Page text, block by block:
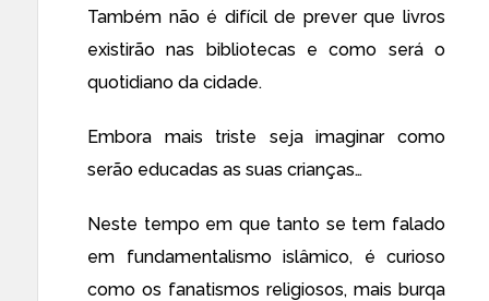
Também não é difícil de prever que livros
existirão nas bibliotecas e como será o
quotidiano da cidade.
Embora mais triste seja imaginar como
serão educadas as suas crianças…
Neste tempo em que tanto se tem falado
em fundamentalismo islâmico, é curioso
como os fanatismos religiosos, mais burqa